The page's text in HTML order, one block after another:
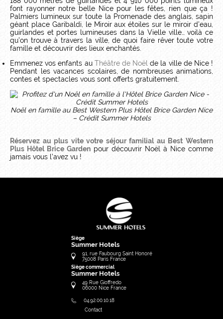
font rayonner notre belle Nice pour les fêtes, rien que ça !
Palmiers lumineux sur toute la Promenade des anglais, sapin
géant place Garibaldi, le Miroir aux étoiles sur le miroir d’eau,
guirlandes et portes lumineuses dans la Vielle ville… voilà ce
qu’on trouve à travers la ville, de quoi faire rêver toute votre
famille et découvrir des lieux enchantés.
Emmenez vos enfants au Théâtre de Noël de la ville de Nice !
Pendant les vacances scolaires, de nombreuses animations,
contes et spectacles vous sont offerts gratuitement.
Noël en famille au Best Western Plus Hôtel Brice Garden Nice
– Crédit Summer Hotels
Réservez au plus vite votre séjour familial au Best Western
Plus Hôtel Brice Garden pour découvrir Noël à Nice comme
jamais vous l’avez vu !
Siège
Summer Hotels
91, rue Faubourg Saint Honoré
75008 Paris France
Siège commercial
Summer Hotels
49 Rue Gioffredo
06000 Nice France
04.92.00.10.18
Contact